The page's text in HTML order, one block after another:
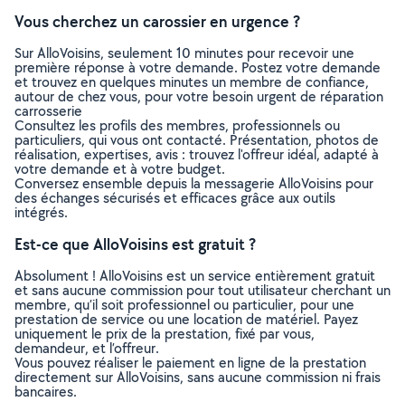
Vous cherchez un carossier en urgence ?
Sur AlloVoisins, seulement 10 minutes pour recevoir une
première réponse à votre demande. Postez votre demande
et trouvez en quelques minutes un membre de confiance,
autour de chez vous, pour votre besoin urgent de réparation
carrosserie
Consultez les profils des membres, professionnels ou
particuliers, qui vous ont contacté. Présentation, photos de
réalisation, expertises, avis : trouvez l'offreur idéal, adapté à
votre demande et à votre budget.
Conversez ensemble depuis la messagerie AlloVoisins pour
des échanges sécurisés et efficaces grâce aux outils
intégrés.
Est-ce que AlloVoisins est gratuit ?
Absolument ! AlloVoisins est un service entièrement gratuit
et sans aucune commission pour tout utilisateur cherchant un
membre, qu’il soit professionnel ou particulier, pour une
prestation de service ou une location de matériel. Payez
uniquement le prix de la prestation, fixé par vous,
demandeur, et l’offreur.
Vous pouvez réaliser le paiement en ligne de la prestation
directement sur AlloVoisins, sans aucune commission ni frais
bancaires.